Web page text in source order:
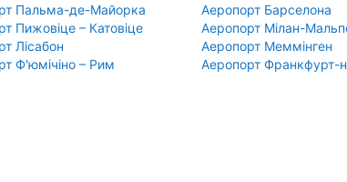
Пальма-де-Майорка
Аеропорт Барселона
Пижовіце – Катовіце
Аеропорт Мілан-
Лісабон
Аеропорт Меммінген
Ф'юмічіно – Рим
Аеропорт Франкфурт-